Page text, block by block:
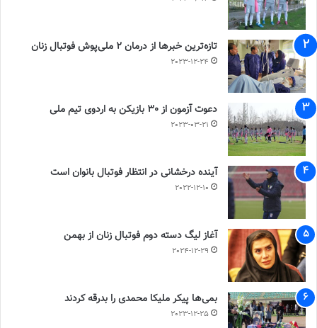
تازه‌ترین خبرها از درمان ۲ ملی‌پوش فوتبال زنان
2023-12-24
دعوت آزمون از 30 بازیکن به اردوی تیم ملی
2023-03-21
آینده درخشانی در انتظار فوتبال بانوان است
2022-12-10
آغاز لیگ دسته دوم فوتبال زنان از بهمن
2024-12-29
بمی‌ها پیکر ملیکا محمدی را بدرقه کردند
2023-12-25